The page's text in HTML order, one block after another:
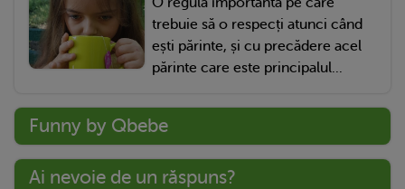
trebuie să o respecți atunci când
ești părinte, și cu precădere acel
părinte care este principalul...
Funny by Qbebe
Ai nevoie de un răspuns?